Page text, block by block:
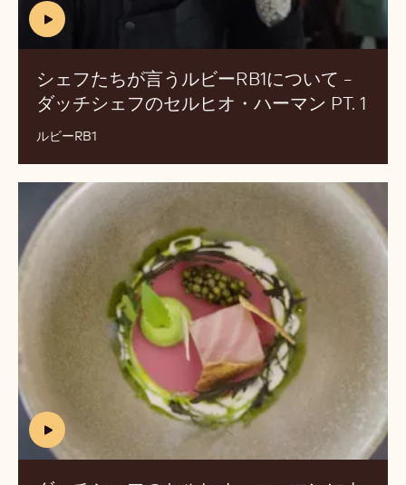
マ
エ
(includes
シェフたちが言うルビーRB1について -
ダッチシェフのセルヒオ・ハーマン PT. 1
シ
ェ
フ
う
ル
ー
RB1
に
ッ
チ
シ
ダ
ッ
チ